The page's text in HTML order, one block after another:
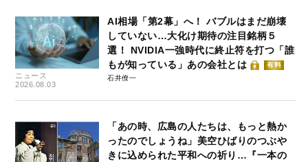
ニュース
2026.08.03
AI相場「第2幕」へ！ バブルはまだ崩壊
していない…大化け期待の注目銘柄５
選！ NVIDIA一強時代に終止符を打つ「誰
もが知っている」あの会社とは
有料
石井僚一
「あの時、広島の人たちは、もっと熱か
ったのでしょうね」美空ひばりのつぶや
きに込められた平和への祈り…『一本の